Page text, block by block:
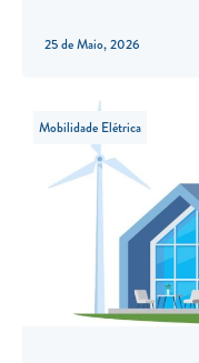
25 de Maio, 2026
Mobilidade Elétrica